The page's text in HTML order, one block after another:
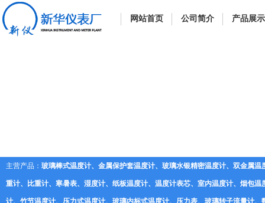
网站首页 公司简介 产品展示
主营产品： 玻璃棒式温度计、金属保护套温度计、玻璃水银精密温度计、双金属
重计、比重计、寒暑表、湿度计、纸板温度计、温度计表芯、室内温度计、烟包
计、竹节温度计、压力式温度计、玻璃内标式温度计、压力表、玻璃转子流量计、